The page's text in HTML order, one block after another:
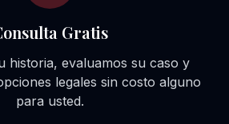
Gratis
historia, evaluamos su caso y
legales sin costo alguno
para usted.